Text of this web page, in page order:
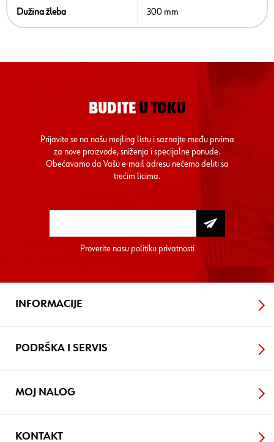
Dužina žleba 300 mm
BUDITE U TOKU
Prijavite se na našu mejling listu i saznajte među prvima
za nove proizvode, sniženja i specijalne ponude.
Obećavamo da Vašu e-mail adresu nećemo deliti sa
trećim licima.
Proverite nasu politiku privatnosti
INFORMACIJE
PODRŠKA I SERVIS
MOJ NALOG
KONTAKT